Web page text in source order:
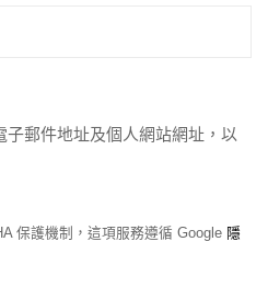
子郵件地址及個人網站網址，以
保護機制，這項服務遵循 Google 隱